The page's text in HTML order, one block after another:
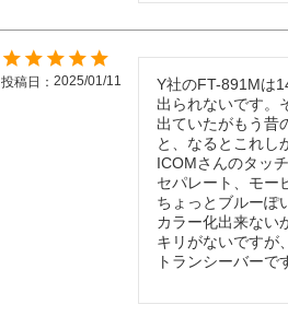
投稿日 2025/01/11
Y社のFT-891Mは
出られないです。
出ていたがもう昔
と、なるとこれし
ICOMさんのタッ
セパレート、モー
ちょっとブルーぽ
カラー化出来ない
キリがないですが
トランシーバーで